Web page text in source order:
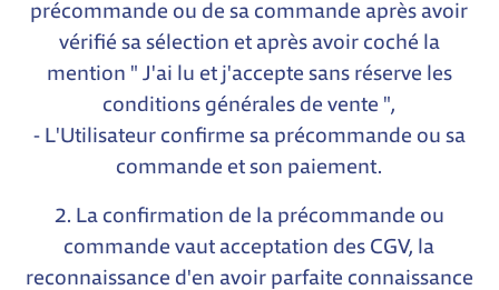
précommande ou de sa commande après avoir
vérifié sa sélection et après avoir coché la
mention " J'ai lu et j'accepte sans réserve les
conditions générales de vente ",
- L'Utilisateur confirme sa précommande ou sa
commande et son paiement.
2. La confirmation de la précommande ou
commande vaut acceptation des CGV, la
reconnaissance d'en avoir parfaite connaissance